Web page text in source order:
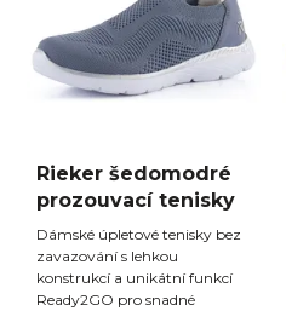
Rieker šedomodré
prozouvací tenisky
Dámské úpletové tenisky bez
zavazování s lehkou
konstrukcí a unikátní funkcí
Ready2GO pro snadné